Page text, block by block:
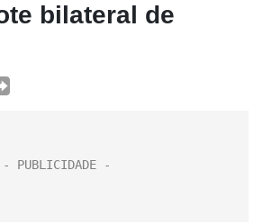
bilateral de